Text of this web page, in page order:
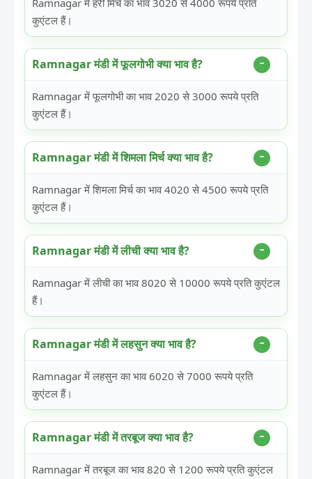
Ramnagar में हरी मिर्च का भाव 3020 से 4000 रूपये प्रति
कुएंटल हैं।
Ramnagar मंडी में फूलगोभी क्या भाव है?
Ramnagar में फूलगोभी का भाव 2020 से 3000 रूपये प्रति
कुएंटल हैं।
Ramnagar मंडी में शिमला मिर्च क्या भाव है?
Ramnagar में शिमला मिर्च का भाव 4020 से 4500 रूपये प्रति
कुएंटल हैं।
Ramnagar मंडी में लीची क्या भाव है?
Ramnagar में लीची का भाव 8020 से 10000 रूपये प्रति कुएंटल
हैं।
Ramnagar मंडी में लहसुन क्या भाव है?
Ramnagar में लहसुन का भाव 6020 से 7000 रूपये प्रति
कुएंटल हैं।
Ramnagar मंडी में तरबूज क्या भाव है?
Ramnagar में तरबूज का भाव 820 से 1200 रूपये प्रति कुएंटल